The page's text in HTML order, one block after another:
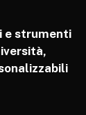
e strumenti